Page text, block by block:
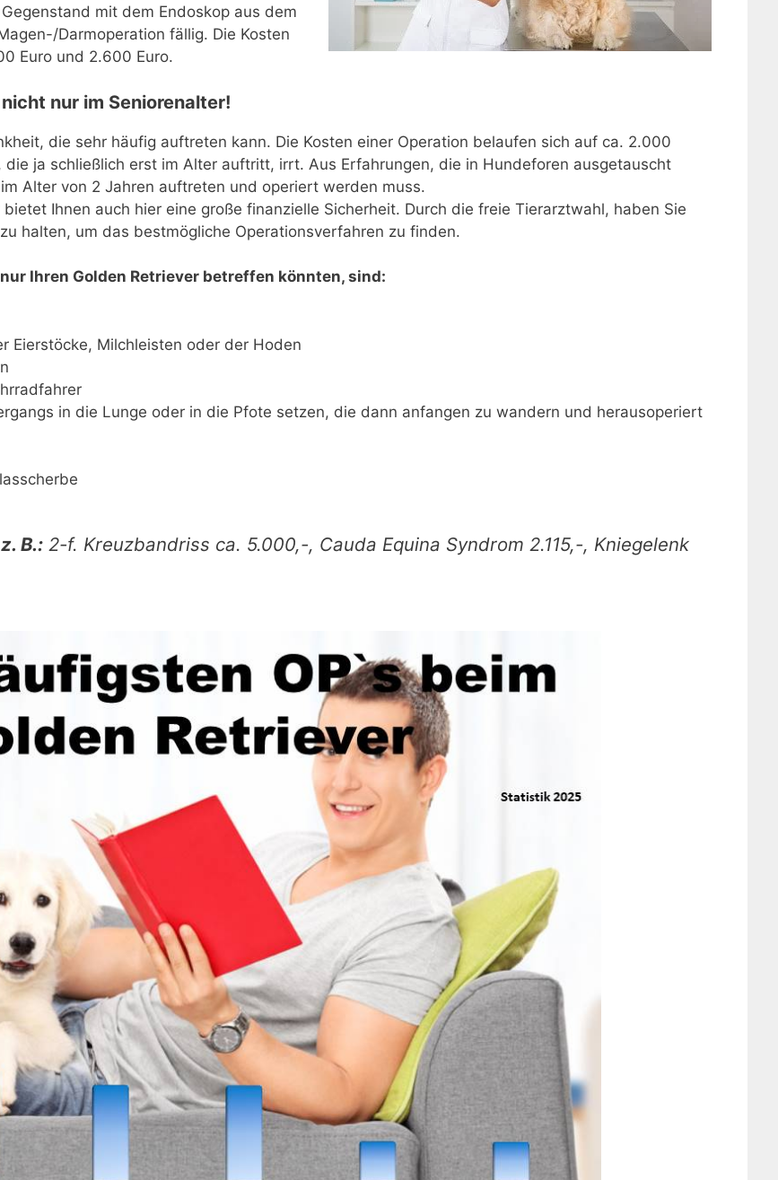
mit dem Endoskop aus dem
Darmoperation fällig. Die Kosten
Euro und 2.600 Euro.
nur im Seniorenalter!
die sehr häufig auftreten kann. Die Kosten einer Operation belaufen sich auf ca. 2.000
ja schließlich erst im Alter auftritt, irrt. Aus Erfahrungen, die in Hundeforen ausgetauscht
Alter von 2 Jahren auftreten und operiert werden muss.
Ihnen auch hier eine große finanzielle Sicherheit. Durch die freie Tierarztwahl, haben Sie
halten, um das bestmögliche Operationsverfahren zu finden.
Ihren Golden Retriever betreffen könnten, sind:
Eierstöcke, Milchleisten oder der Hoden
in die Lunge oder in die Pfote setzen, die dann anfangen zu wandern und herausoperiert
B.:2-f. Kreuzbandriss ca. 5.000,-, Cauda Equina Syndrom 2.115,-, Kniegelenk